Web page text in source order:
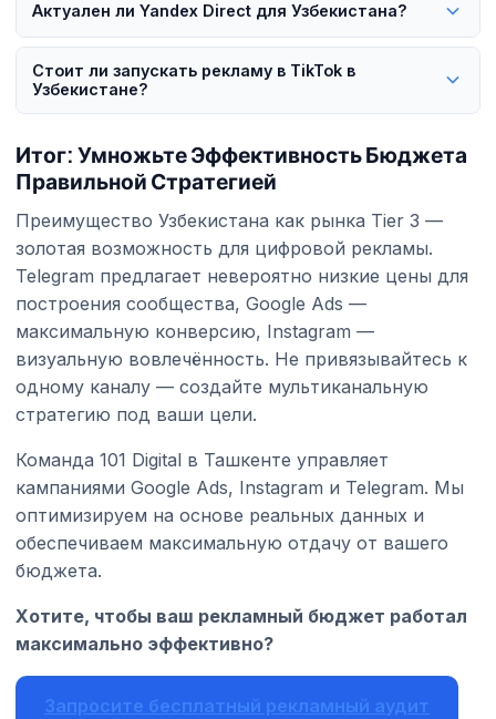
красоты, еды и лайфстайла.
Telegram Ads + графическая реклама Instagram. Telegram
для построения сообщества с минимальными затратами,
Instagram — для визуального продвижения бренда.
Актуален ли Yandex Direct для Узбекистана?
Yandex Direct актуален для русскоязычных запросов.
Особенно полезен компаниям, нацеленным на трафик из
дополнение.
Стоит ли запускать рекламу в TikTok в
Узбекистане?
и быстро растёт. Предлагает низкий CPM для кампаний по
повышению узнаваемости. Для брендов, нацеленных на
молодую аудиторию (18-30 лет), становится всё более
Итог: Умножьте Эффективность Бюджета
Правильной Стратегией
Преимущество Узбекистана как рынка Tier 3 —
золотая возможность для цифровой рекламы.
Telegram предлагает невероятно низкие цены для
построения сообщества, Google Ads —
максимальную конверсию, Instagram —
визуальную вовлечённость. Не привязывайтесь к
одному каналу — создайте мультиканальную
стратегию под ваши цели.
Команда 101 Digital в Ташкенте управляет
кампаниями Google Ads, Instagram и Telegram. Мы
оптимизируем на основе реальных данных и
обеспечиваем максимальную отдачу от вашего
бюджета.
Хотите, чтобы ваш рекламный бюджет работал
максимально эффективно?
Запросите бесплатный рекламный аудит